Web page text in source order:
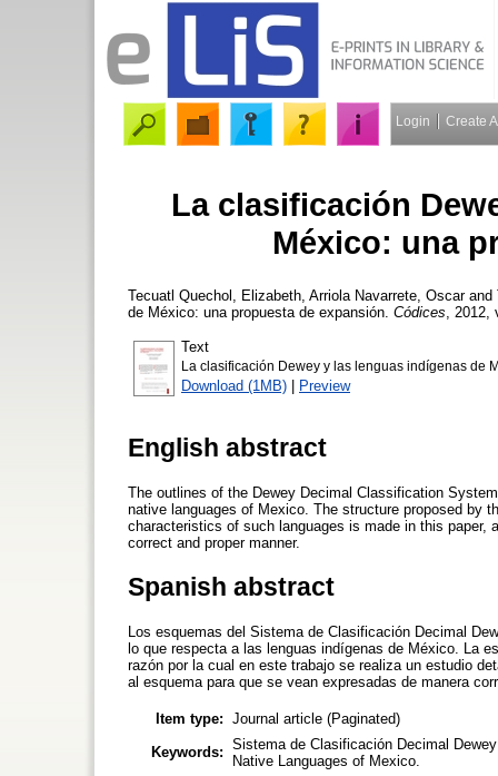
Login Create
La clasificación
México: una
Tecuatl Quechol, Elizabeth Arriola Navarrete, Oscar and
de México: una propuesta de expansión. Códices ,
Text
La clasificación Dewey y las lenguas indígenas de
Download (1MB) | Preview
English abstract
The outlines of the Dewey Decimal Classification
native languages of Mexico. The structure proposed by
characteristics of such languages is made in this paper,
correct and proper manner.
Spanish abstract
Los esquemas del Sistema de Clasificación Decimal
lo que respecta a las lenguas indígenas de México. La
razón por la cual en este trabajo se realiza un estudio
al esquema para que se vean expresadas de manera
Item type: Journal article (Paginated)
Keywords: Sistema de Clasificación Decimal
Native Languages of Mexico.